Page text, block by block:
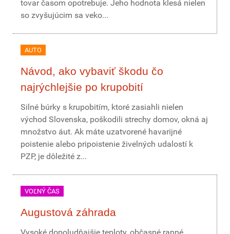
tovar časom opotrebuje. Jeho hodnota klesá nielen
so zvyšujúcim sa veko...
AUTO
Návod, ako vybaviť škodu čo
najrýchlejšie po krupobití
Silné búrky s krupobitím, ktoré zasiahli nielen
východ Slovenska, poškodili strechy domov, okná aj
množstvo áut. Ak máte uzatvorené havarijné
poistenie alebo pripoistenie živelných udalostí k
PZP, je dôležité z...
VOĽNÝ ČAS
Augustová záhrada